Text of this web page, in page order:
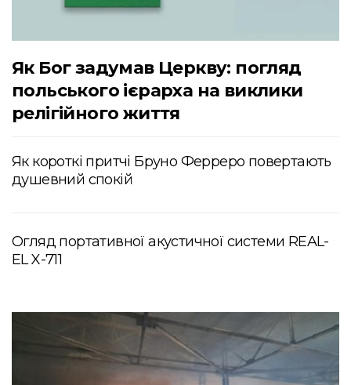
Як Бог задумав Церкву: погляд
польського ієрарха на виклики
релігійного життя
Як короткі притчі Бруно Ферреро повертають
душевний спокій
Огляд портативної акустичної системи REAL-
EL X-711